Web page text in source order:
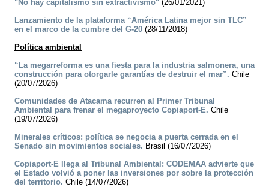
"No hay capitalismo sin extractivismo" (26/01/2021)
Lanzamiento de la plataforma “América Latina mejor sin TLC”
en el marco de la cumbre del G-20 (28/11/2018)
Política ambiental
“La megarreforma es una fiesta para la industria salmonera, una
construcción para otorgarle garantías de destruir el mar”. Chile
(20/07/2026)
Comunidades de Atacama recurren al Primer Tribunal
Ambiental para frenar el megaproyecto Copiaport-E. Chile
(19/07/2026)
Minerales críticos: política se negocia a puerta cerrada en el
Senado sin movimientos sociales. Brasil (16/07/2026)
Copiaport-E llega al Tribunal Ambiental: CODEMAA advierte que
el Estado volvió a poner las inversiones por sobre la protección
del territorio. Chile (14/07/2026)